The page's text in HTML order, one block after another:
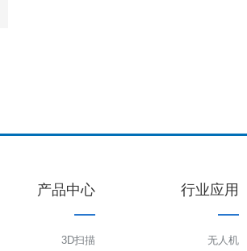
产品中心
3D扫描
行业应用
无人机